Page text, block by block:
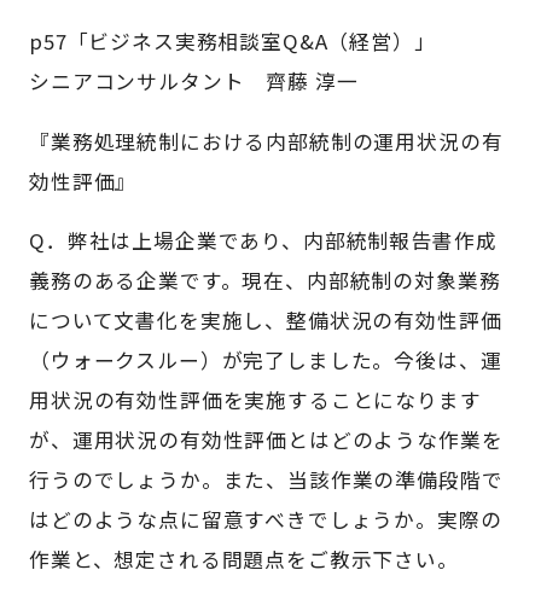
p57「ビジネス実務相談室Q&A（経営）」
シニアコンサルタント 齊藤 淳一
『業務処理統制における内部統制の運用状況の有
効性評価』
Q．弊社は上場企業であり、内部統制報告書作成
義務のある企業です。現在、内部統制の対象業務
について文書化を実施し、整備状況の有効性評価
（ウォークスルー）が完了しました。今後は、運
用状況の有効性評価を実施することになります
が、運用状況の有効性評価とはどのような作業を
行うのでしょうか。また、当該作業の準備段階で
はどのような点に留意すべきでしょうか。実際の
作業と、想定される問題点をご教示下さい。